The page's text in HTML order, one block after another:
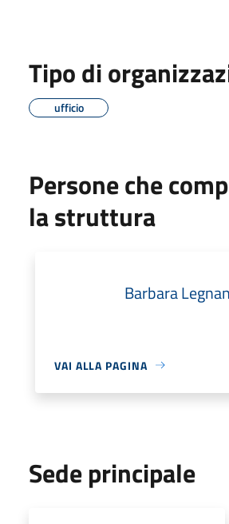
Tipo di
ufficio
Persone che
la struttura
Barbara
VAI ALLA PAGINA
Sede principale